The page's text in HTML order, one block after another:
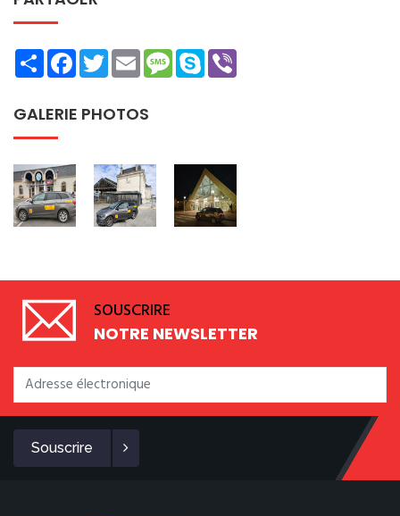
ShareFacebookTwitterEmailMessage
Skype
GALERIE PHOTOS
SOUSCRIRE
NOTRE NEWSLETTER
Souscrire